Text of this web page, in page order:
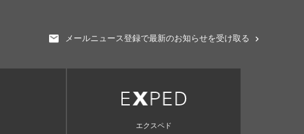
メールニュース登録で最新のお知らせを受け取る
エクスペド